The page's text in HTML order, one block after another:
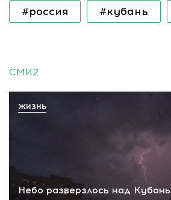
#россия #кубань
СМИ2
Небо разверзлось над
ЖИЗНЬ